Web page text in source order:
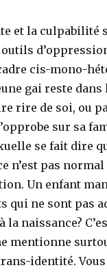
et la culpabilité
outils
cis-mono-
gai reste
rire de soi, ou
sur sa
se fait dire
n’est pas normal
Un enfant
qui ne sont pas
la naissance?
mentionne
identité. Vous